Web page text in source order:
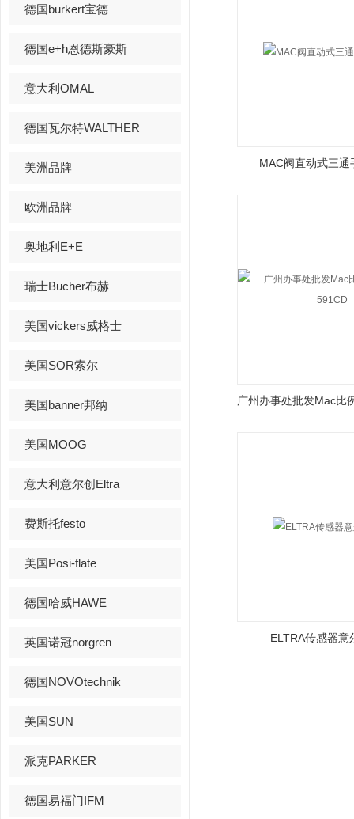
德国burkert宝德
德国e+h恩德斯豪斯
意大利OMAL
德国瓦尔特WALTHER
美洲品牌
欧洲品牌
奥地利E+E
瑞士Bucher布赫
美国vickers威格士
美国SOR索尔
美国banner邦纳
美国MOOG
意大利意尔创Eltra
费斯托festo
美国Posi-flate
德国哈威HAWE
英国诺冠norgren
德国NOVOtechnik
美国SUN
派克PARKER
德国易福门IFM
MAC阀直动式三通
ELTRA传感器意